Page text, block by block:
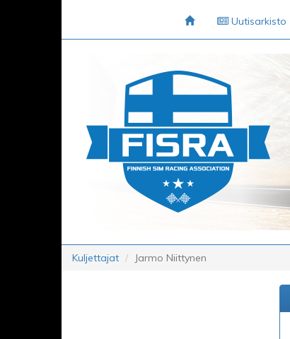
Uutisarkisto
Kuljettajat Jarmo Niittynen